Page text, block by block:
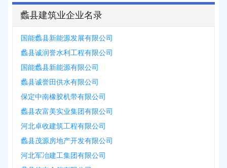
蠡县建筑业企业名录
国能蠡县新能源发展有限公司
蠡县诚润誉水利工程有限公司
国能蠡县新能源有限公司
蠡县诚誉田供水有限公司
保定中南橡胶机带有限公司
蠡县农富美实业集团有限公司
河北卓收建筑工程有限公司
蠡县茂源房地产开发有限公司
河北军冶建工集团有限公司